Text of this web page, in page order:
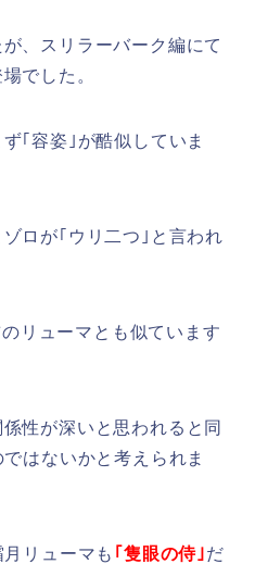
、スリラーバーク編にて
でした。
｢容姿｣が酷似していま
ロが｢ウリ二つ｣と言われ
リューマとも似ています
性が深いと思われると同
はないかと考えられま
リューマも ｢隻眼の侍｣だ